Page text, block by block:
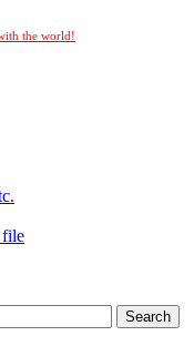
the world!
file